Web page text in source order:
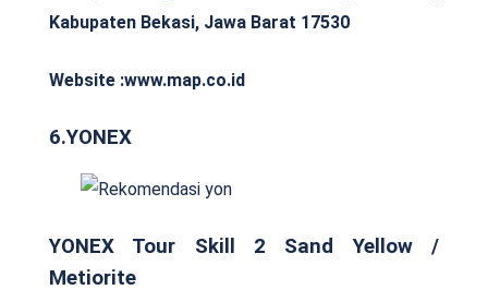
Kabupaten Bekasi, Jawa Barat 17530
Website :www.map.co.id
6.YONEX
YONEX Tour Skill 2 Sand Yellow /
Metiorite